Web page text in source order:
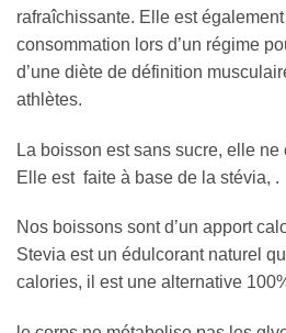
rafraîchissante. Elle est
consommation lors d’un régime
d’une diète de définition
athlètes.
La boisson est sans sucre, elle
Elle est faite à base de la stévia, .
Nos boissons sont d’un apport
Stevia est un édulcorant naturel
calories, il est une alternative